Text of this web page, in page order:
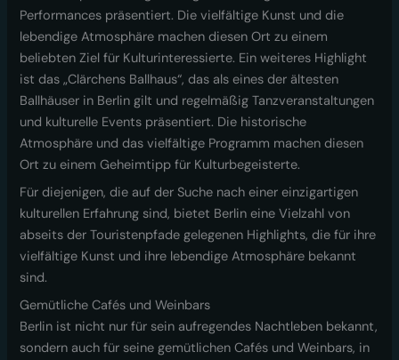
Performances präsentiert. Die vielfältige Kunst und die
lebendige Atmosphäre machen diesen Ort zu einem
beliebten Ziel für Kulturinteressierte. Ein weiteres Highlight
ist das „Clärchens Ballhaus“, das als eines der ältesten
Ballhäuser in Berlin gilt und regelmäßig Tanzveranstaltungen
und kulturelle Events präsentiert. Die historische
Atmosphäre und das vielfältige Programm machen diesen
Ort zu einem Geheimtipp für Kulturbegeisterte.
Für diejenigen, die auf der Suche nach einer einzigartigen
kulturellen Erfahrung sind, bietet Berlin eine Vielzahl von
abseits der Touristenpfade gelegenen Highlights, die für ihre
vielfältige Kunst und ihre lebendige Atmosphäre bekannt
sind.
Gemütliche Cafés und Weinbars
Berlin ist nicht nur für sein aufregendes Nachtleben bekannt,
sondern auch für seine gemütlichen Cafés und Weinbars, in